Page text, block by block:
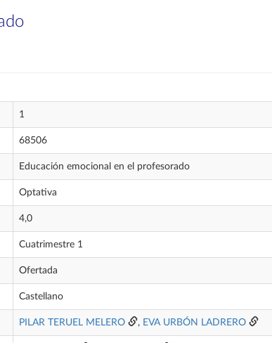
1
68506
Educación emocional en el profesorado
Optativa
4,0
Cuatrimestre 1
Ofertada
Castellano
PILAR TERUEL MELERO , EVA URBÓN LADRERO